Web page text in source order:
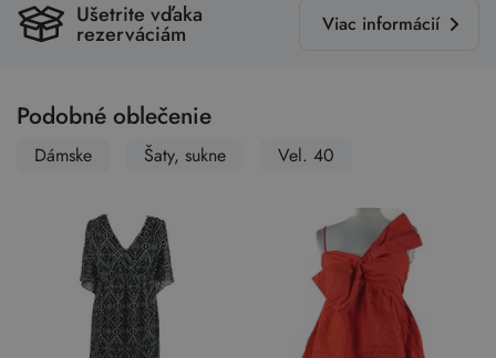
Ušetrite vďaka
rezerváciám Viac informácií
Podobné oblečenie
Dámske Šaty, sukne Vel. 40